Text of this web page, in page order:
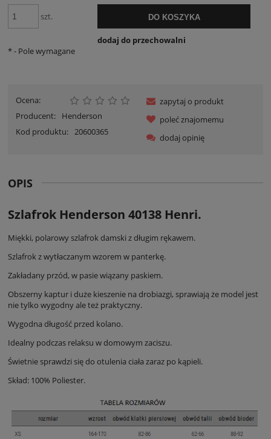
szt. DO KOSZYKA
dodaj do przechowalni
*- Pole wymagane
Ocena:
Producent:
Henderson
Kod produktu: 20600365
zapytaj o produkt
poleć znajomemu
dodaj opinię
OPIS
Szlafrok Henderson 40138 Henri.
Miękki, polarowy szlafrok damski z długim rękawem.
Szlafrok z wytłaczanym wzorem w panterkę.
Zakładany przód, w pasie wiązany paskiem.
Obszerny kaptur i duże kieszenie na drobiazgi, sprawiają że model jest
nie tylko wygodny ale też praktyczny.
Wygodna długość przed kolano.
Idealny podczas relaksu w domowym zaciszu.
Świetnie sprawdzi się do otulenia ciała zaraz po kąpieli.
Skład: 100% Poliester.